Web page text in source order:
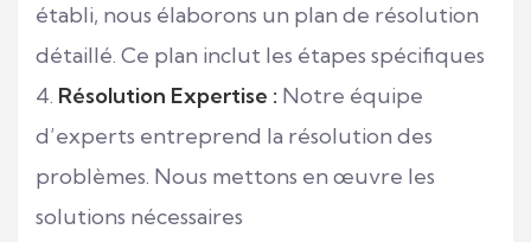
établi, nous élaborons un plan de résolution
détaillé. Ce plan inclut les étapes spécifiques
Résolution Expertise : Notre équipe
d’experts entreprend la résolution des
problèmes. Nous mettons en œuvre les
solutions nécessaires